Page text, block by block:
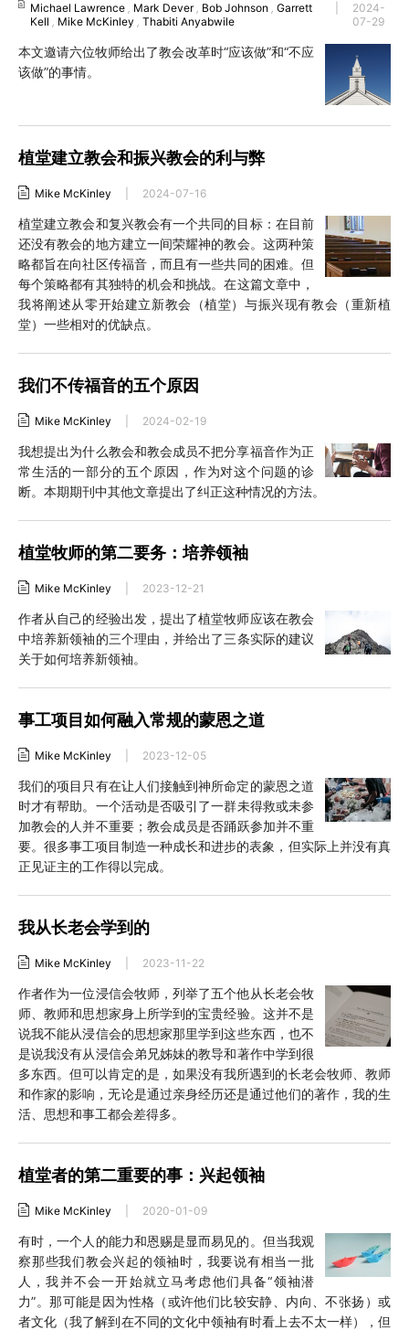
Michael Lawrence , Mark Dever , Bob Johnson ,Garrett
Kell , Mike McKinley ,Thabiti Anyabwile
2024-
07-29
本文邀请六位牧师给出了教会改革时“应该做”和“不应
该做”的事情。
植堂建立教会和振兴教会的利与弊
Mike McKinley 2024-07-16
植堂建立教会和复兴教会有一个共同的目标：在目前
还没有教会的地方建立一间荣耀神的教会。这两种策
略都旨在向社区传福音，而且有一些共同的困难。但
每个策略都有其独特的机会和挑战。在这篇文章中，
我将阐述从零开始建立新教会（植堂）与振兴现有教会（重新植
堂）一些相对的优缺点。
我们不传福音的五个原因
Mike McKinley 2024-02-19
我想提出为什么教会和教会成员不把分享福音作为正
常生活的一部分的五个原因，作为对这个问题的诊
断。本期期刊中其他文章提出了纠正这种情况的方法。
植堂牧师的第二要务：培养领袖
Mike McKinley 2023-12-21
作者从自己的经验出发，提出了植堂牧师应该在教会
中培养新领袖的三个理由，并给出了三条实际的建议
关于如何培养新领袖。
事工项目如何融入常规的蒙恩之道
Mike McKinley 2023-12-05
我们的项目只有在让人们接触到神所命定的蒙恩之道
时才有帮助。一个活动是否吸引了一群未得救或未参
加教会的人并不重要；教会成员是否踊跃参加并不重
要。很多事工项目制造一种成长和进步的表象，但实际上并没有真
正见证主的工作得以完成。
我从长老会学到的
Mike McKinley 2023-11-22
作者作为一位浸信会牧师，列举了五个他从长老会牧
师、教师和思想家身上所学到的宝贵经验。这并不是
说我不能从浸信会的思想家那里学到这些东西，也不
是说我没有从浸信会弟兄姊妹的教导和著作中学到很
多东西。但可以肯定的是，如果没有我所遇到的长老会牧师、教师
和作家的影响，无论是通过亲身经历还是通过他们的著作，我的生
活、思想和事工都会差得多。
植堂者的第二重要的事：兴起领袖
Mike McKinley 2020-01-09
有时，一个人的能力和恩赐是显而易见的。但当我观
察那些我们教会兴起的领袖时，我要说有相当一批
人，我并不会一开始就立马考虑他们具备“领袖潜
力”。那可能是因为性格（或许他们比较安静、内向、不张扬）或
者文化（我了解到在不同的文化中领袖有时看上去不太一样），但